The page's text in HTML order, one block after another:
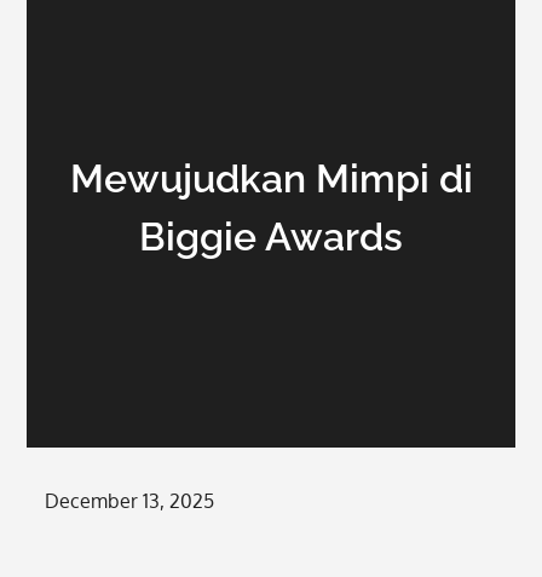
Mewujudkan Mimpi di
Biggie Awards
Posted
December 13, 2025